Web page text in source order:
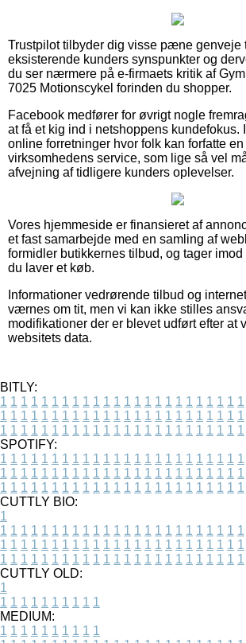
Trustpilot tilbyder dig visse pæne
eksisterende kunders synspunkter og
du ser nærmere på e-firmaets kritik af
7025 Motionscykel forinden du shopper.
Facebook medfører for øvrigt nogle
at få et kig ind i netshoppens kundefokus.
online forretninger hvor folk kan forfatte
virksomhedens service, som lige så vel
afvejning af tidligere kunders oplevelser.
Vores hjemmeside er finansieret af
et fast samarbejde med en samling af
formidler butikkernes tilbud, og tager
du laver et køb.
Informationer vedrørende tilbud og
værnes om tit, men vi kan ikke stilles
modifikationer der er blevet udført efter at
websitets data.
BITLY:
1 1 1 1 1 1 1 1 1 1 1 1 1 1 1 1 1 1 1 1 1 1 1 1
1 1 1 1 1 1 1 1 1 1 1 1 1 1 1 1 1 1 1 1 1 1 1 1
1 1 1 1 1 1 1 1 1 1 1 1 1 1 1 1 1 1 1 1 1 1 1 1
SPOTIFY:
1 1 1 1 1 1 1 1 1 1 1 1 1 1 1 1 1 1 1 1 1 1 1 1
1 1 1 1 1 1 1 1 1 1 1 1 1 1 1 1 1 1 1 1 1 1 1 1
1 1 1 1 1 1 1 1 1 1 1 1 1 1 1 1 1 1 1 1 1 1 1 1
CUTTLY BIO:
1
1 1 1 1 1 1 1 1 1 1 1 1 1 1 1 1 1 1 1 1 1 1 1 1
1 1 1 1 1 1 1 1 1 1 1 1 1 1 1 1 1 1 1 1 1 1 1 1
1 1 1 1 1 1 1 1 1 1 1 1 1 1 1 1 1 1 1 1 1 1 1 1
CUTTLY OLD:
1
1 1 1 1 1 1 1 1 1 1
MEDIUM:
1 1 1 1 1 1 1 1 1 1